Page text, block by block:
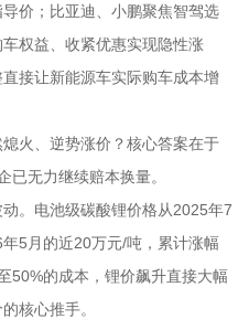
价；比亚迪、小鹏聚焦智驾选
权益、收紧优惠实现隐性涨
接让新能源车实际购车成本增
火、逆势涨价？核心答案在于
已无力继续赔本换量。
。电池级碳酸锂价格从2025年7
5月的近20万元/吨，累计涨幅
50%的成本，锂价飙升直接大幅
核心推手。